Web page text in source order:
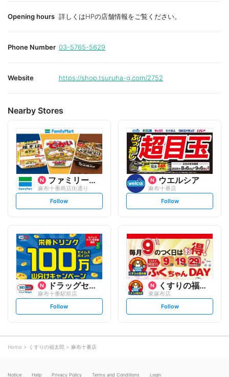
Opening hours 詳しくはHPの店舗情報をご覧ください。
Phone Number 03-5765-5629
Website https://shop.tsuruha-g.com/2752
Nearby Stores
ファミリーマート
麻布十番商店街通り
s
t
l
o
w
Follow
ウエルシア
麻布十番店
s
t
l
o
w
Follow
ドラッグセイムス
麻布十番駅前店
s
t
o
w
Follow
くすりの福太郎
東麻布店
s
t
Follow
Home くすりの福太郎 麻布十番店
Notice Help Privacy Policy Terms and Conditions Login